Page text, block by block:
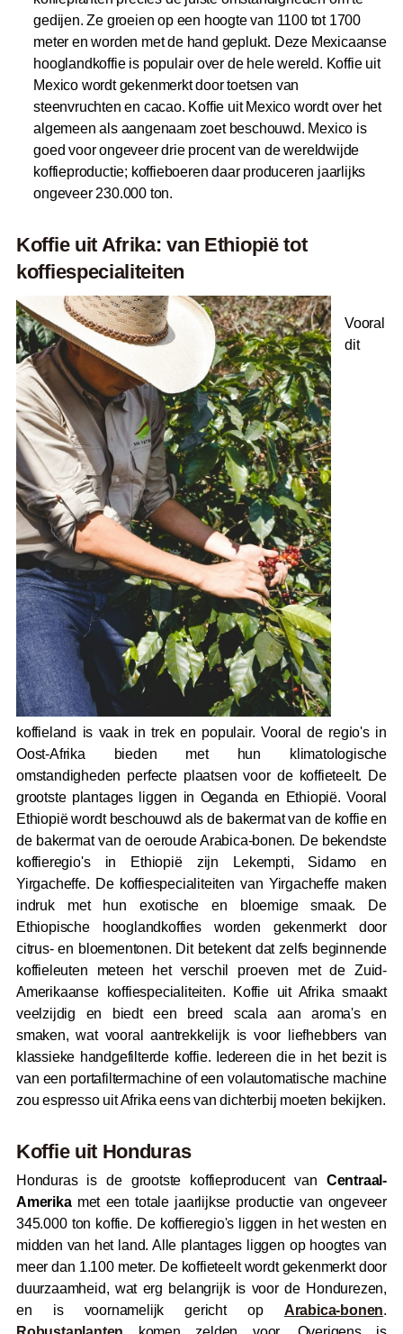
gedijen. Ze groeien op een hoogte van 1100 tot 1700
meter en worden met de hand geplukt. Deze Mexicaanse
hooglandkoffie is populair over de hele wereld. Koffie uit
Mexico wordt gekenmerkt door toetsen van
steenvruchten en cacao. Koffie uit Mexico wordt over het
algemeen als aangenaam zoet beschouwd. Mexico is
goed voor ongeveer drie procent van de wereldwijde
koffieproductie; koffieboeren daar produceren jaarlijks
ongeveer 230.000 ton.
Koffie uit Afrika: van Ethiopië tot
koffiespecialiteiten
Vooral
dit
koffieland is vaak in trek en populair. Vooral de regio's in
Oost-Afrika bieden met hun klimatologische
omstandigheden perfecte plaatsen voor de koffieteelt. De
grootste plantages liggen in Oeganda en Ethiopië. Vooral
Ethiopië wordt beschouwd als de bakermat van de koffie en
de bakermat van de oeroude Arabica-bonen. De bekendste
koffieregio's in Ethiopië zijn Lekempti, Sidamo en
Yirgacheffe. De koffiespecialiteiten van Yirgacheffe maken
indruk met hun exotische en bloemige smaak. De
Ethiopische hooglandkoffies worden gekenmerkt door
citrus- en bloementonen. Dit betekent dat zelfs beginnende
koffieleuten meteen het verschil proeven met de Zuid-
Amerikaanse koffiespecialiteiten. Koffie uit Afrika smaakt
veelzijdig en biedt een breed scala aan aroma's en
smaken, wat vooral aantrekkelijk is voor liefhebbers van
klassieke handgefilterde koffie. Iedereen die in het bezit is
van een portafiltermachine of een volautomatische machine
zou espresso uit Afrika eens van dichterbij moeten bekijken.
Koffie uit Honduras
Honduras is de grootste koffieproducent van Centraal-
Amerikamet een totale jaarlijkse productie van ongeveer
345.000 ton koffie. De koffieregio's liggen in het westen en
midden van het land. Alle plantages liggen op hoogtes van
meer dan 1.100 meter. De koffieteelt wordt gekenmerkt door
duurzaamheid, wat erg belangrijk is voor de Hondurezen,
en is voornamelijk gericht op Arabica-bonen.